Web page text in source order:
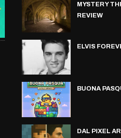
MYSTERY
REVIEW
ELVIS
BUONA
DAL PIXEL